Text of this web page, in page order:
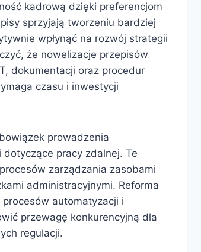
kadrową dzięki preferencjom
sprzyjają tworzeniu bardziej
wpłynąć na rozwój strategii
że nowelizacje przepisów
dokumentacji oraz procedur
czasu i inwestycji
prowadzenia
pracy zdalnej. Te
zarządzania zasobami
administracyjnymi. Reforma
automatyzacji i
przewagę konkurencyjną dla
regulacji.